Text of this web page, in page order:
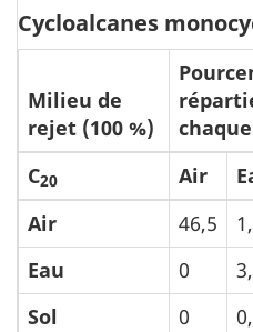
Cycloalcanes
Milieu de
rejet (100 %)
C20 Air
Air
46,5
Eau
0
Sol
0